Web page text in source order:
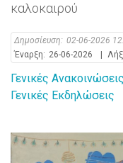
καλοκαιρού
Δημοσίευση: 02-06-2026
Έναρξη: 26-06-2026
Γενικές Ανακοινώσεις
Γενικές Εκδηλώσεις